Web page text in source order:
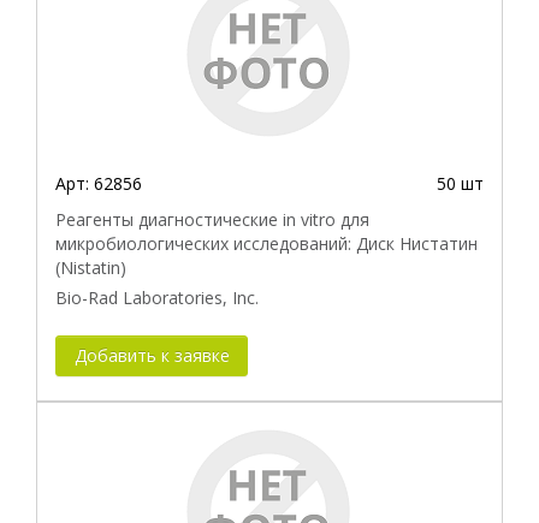
Арт: 62856
50 шт
Реагенты диагностические in vitro для
микробиологических исследований: Диск Нистатин
(Nistatin)
Bio-Rad Laboratories, Inc.
Добавить к заявке